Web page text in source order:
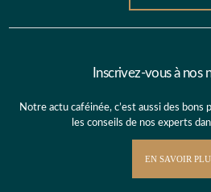
Inscrivez-vous à nos
Notre actu caféinée, c’est aussi des bons
les conseils de nos experts
EN SAVOIR